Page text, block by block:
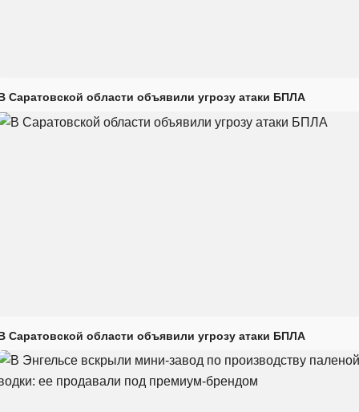
Саратовской области объявили угрозу атаки БПЛА
Саратовской области объявили угрозу атаки БПЛА